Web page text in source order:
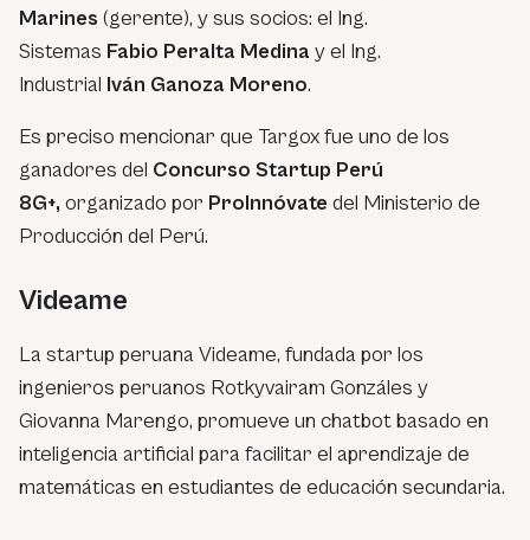
Marines (gerente), y sus socios: el Ing.
Sistemas Fabio Peralta Medina y el Ing.
Industrial Iván Ganoza Moreno.
Es preciso mencionar que Targox fue uno de los
ganadores del Concurso Startup Perú
8G+, organizado por ProInnóvate del Ministerio de
Producción del Perú.
Videame
La startup peruana Videame, fundada por los
ingenieros peruanos Rotkyvairam Gonzáles y
Giovanna Marengo, promueve un chatbot basado en
inteligencia artificial para facilitar el aprendizaje de
matemáticas en estudiantes de educación secundaria.